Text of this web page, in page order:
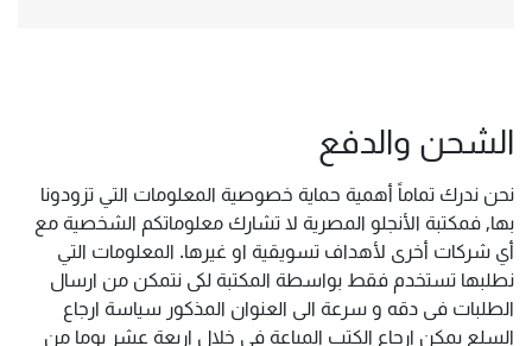
الشحن والدفع
نحن ندرك تماماً أهمية حماية خصوصية المعلومات التي تزودونا
بها, فمكتبة الأنجلو المصرية لا تشارك معلوماتكم الشخصية مع
أي شركات أخرى لأهداف تسويقية او غيرها. المعلومات التي
نطلبها تستخدم فقط بواسطة المكتبة لكى نتمكن من ارسال
الطلبات فى دقه و سرعة الى العنوان المذكور سياسة ارجاع
السلع يمكن ارجاع الكتب المباعة فى خلال اربعة عشر يوما من